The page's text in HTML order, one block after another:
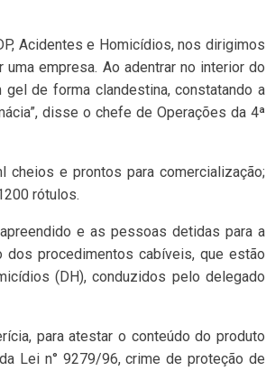
Acidentes e Homicídios, nos dirigimos
empresa. Ao adentrar no interior do
gel de forma clandestina, constatando a
disse o chefe de Operações da 4ª
e prontos para comercialização;
rótulos.
e as pessoas detidas para a
dos procedimentos cabíveis, que estão
(DH), conduzidos pelo delegado
para atestar o conteúdo do produto
Lei n° 9279/96, crime de proteção de